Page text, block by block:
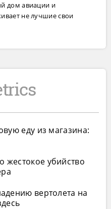
дом авиации и
не лучшие свои
еду из магазина:
убийство
вертолета на